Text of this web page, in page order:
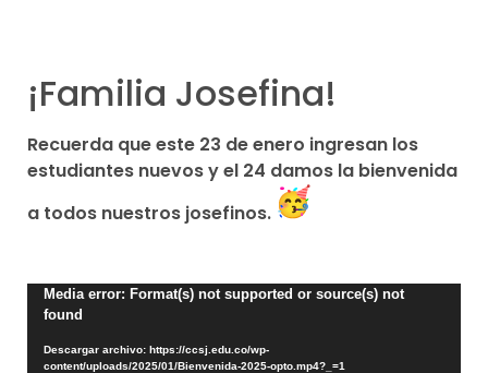
¡Familia Josefina!
Recuerda que este 23 de enero ingresan los
estudiantes nuevos y el 24 damos la bienvenida
a todos nuestros josefinos.
Reproductor
de
vídeo
Media error: Format(s) not supported or source(s) not
found
Descargar archivo: https://ccsj.edu.co/wp-
content/uploads/2025/01/Bienvenida-2025-opto.mp4?_=1